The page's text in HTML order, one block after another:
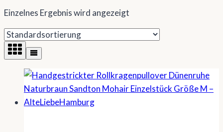
Einzelnes Ergebnis wird angezeigt